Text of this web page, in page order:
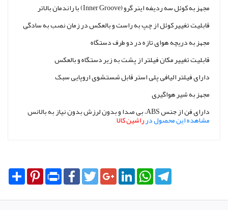
مجهز به کوئل سه ردیفه اینر گرو (Inner Groove) با راندمان بالاتر
قابلیت تغییر کوئل از چپ به راست و بالعکس در زمان نصب به سادگی
مجهز به دریچه هوای تازه در دو طرف دستگاه
قابلیت تغییر مکان فیلتر از پشت به زیر دستگاه و بالعکس
دارای فیلتر الیافی پلی استر قابل شستشوی اروپایی سبک
مجهز به شیر هواگیری
دارای فن از جنس ABS، بی صدا و بدون لرزش بدون نیاز به بالانس
مشاهده این محصول درراشین کالا
Share PinterestPrint FacebookTwitterGoogle+LinkedInWhatsApp